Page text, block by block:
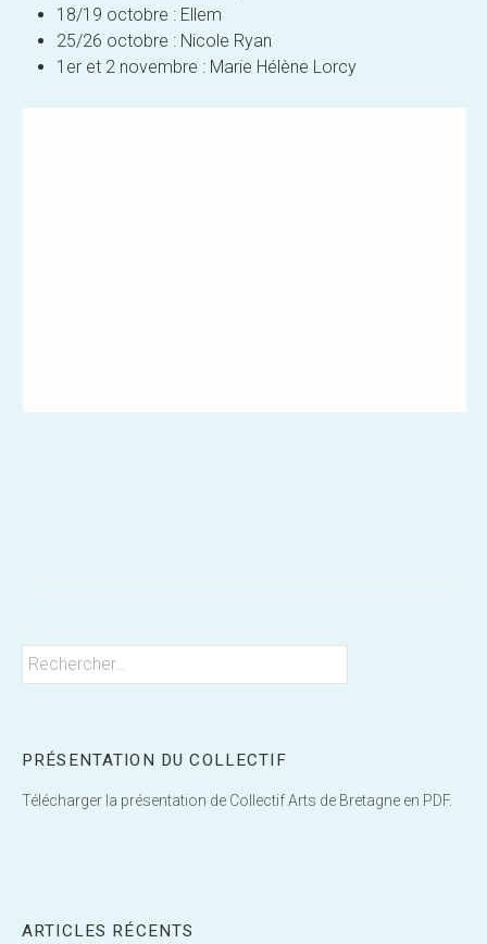
18/19 octobre : Ellem
25/26 octobre : Nicole Ryan
1er et 2 novembre : Marie Hélène Lorcy
Rechercher :
PRÉSENTATION DU COLLECTIF
Télécharger la présentation de Collectif Arts de Bretagne en PDF.
ARTICLES RÉCENTS